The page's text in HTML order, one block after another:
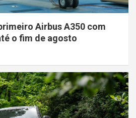
Airbus A350 com
o fim de agosto